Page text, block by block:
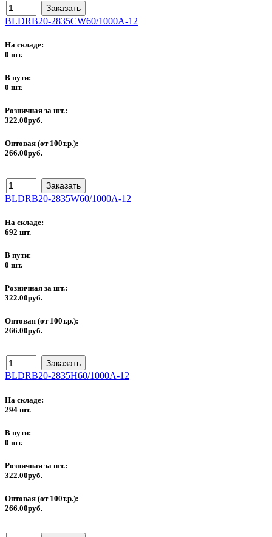
BLDRB20-2835CW60/1000A-12
На складе:
0 шт.
В пути:
0 шт.
Розничная за шт.:
322.00руб.
Оптовая (от 100т.р.):
266.00руб.
BLDRB20-2835W60/1000A-12
На складе:
692 шт.
В пути:
0 шт.
Розничная за шт.:
322.00руб.
Оптовая (от 100т.р.):
266.00руб.
BLDRB20-2835H60/1000A-12
На складе:
294 шт.
В пути:
0 шт.
Розничная за шт.:
322.00руб.
Оптовая (от 100т.р.):
266.00руб.